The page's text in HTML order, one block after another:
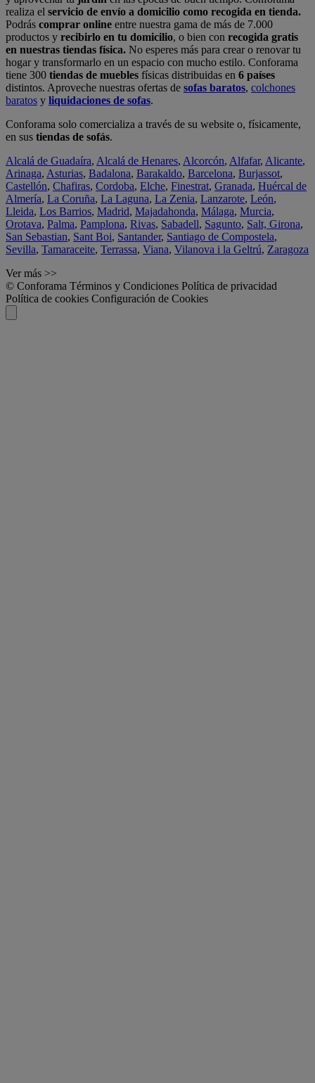
realiza el servicio de envío a domicilio como recogida en tienda.
Podrás comprar online entre nuestra gama de más de 7.000
productos y recibirlo en tu domicilio, o bien con recogida gratis
en nuestras tiendas física. No esperes más para crear o renovar tu
hogar y transformarlo en un espacio con mucho estilo. Conforama
tiene 300 tiendas de muebles físicas distribuidas en 6 países
distintos. Aproveche nuestras ofertas de sofas baratos, colchones
baratos y liquidaciones de sofas.
Conforama solo comercializa a través de su website o, físicamente,
en sus tiendas de sofás.
Alcalá de Guadaíra, Alcalá de Henares, Alcorcón, Alfafar, Alicante,
Arinaga, Asturias, Badalona, Barakaldo, Barcelona, Burjassot,
Castellón, Chafiras, Cordoba, Elche, Finestrat, Granada, Huércal de
Almería, La Coruña, La Laguna, La Zenia, Lanzarote, León,
Lleida, Los Barrios, Madrid, Majadahonda, Málaga, Murcia,
Orotava, Palma, Pamplona, Rivas, Sabadell, Sagunto, Salt, Girona,
San Sebastian, Sant Boi, Santander, Santiago de Compostela,
Sevilla, Tamaraceite, Terrassa, Viana, Vilanova i la Geltrú, Zaragoza
Ver más >>
© Conforama Términos y Condiciones Política de privacidad
Política de cookies Configuración de Cookies